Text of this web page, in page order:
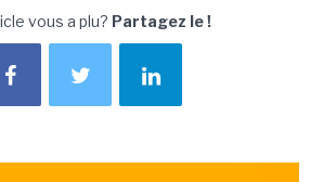
vous a plu? Partagez le !